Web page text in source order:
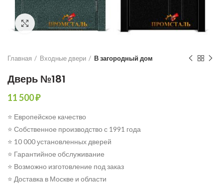
Click to enlarge
Главная Входные двери В загородный дом
Дверь №181
11 500₽
⭐ Европейское качество
⭐ Собственное производство с 1991 года
⭐ 10 000 установленных дверей
⭐ Гарантийное обслуживание
⭐ Возможно изготовление под заказ
⭐ Доставка в Москве и области